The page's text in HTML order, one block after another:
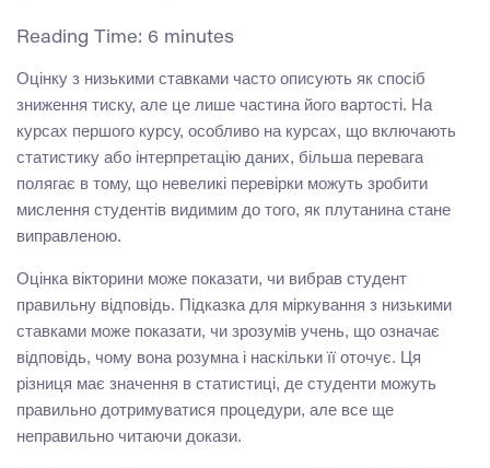
Reading Time: 6 minutes
Оцінку з низькими ставками часто описують як спосіб
зниження тиску, але це лише частина його вартості. На
курсах першого курсу, особливо на курсах, що включають
статистику або інтерпретацію даних, більша перевага
полягає в тому, що невеликі перевірки можуть зробити
мислення студентів видимим до того, як плутанина стане
виправленою.
Оцінка вікторини може показати, чи вибрав студент
правильну відповідь. Підказка для міркування з низькими
ставками може показати, чи зрозумів учень, що означає
відповідь, чому вона розумна і наскільки її оточує. Ця
різниця має значення в статистиці, де студенти можуть
правильно дотримуватися процедури, але все ще
неправильно читаючи докази.